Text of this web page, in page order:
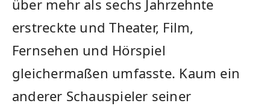
über mehr als sechs Jahrzehnte
erstreckte und Theater, Film,
Fernsehen und Hörspiel
gleichermaßen umfasste. Kaum ein
anderer Schauspieler seiner